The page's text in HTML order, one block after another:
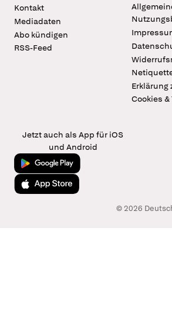
Kontakt
Mediadaten
Abo kündigen
RSS-Feed
Erklärung
Cookies
Jetzt auch als App für iOS
und Android
Jetzt bei Google Play
Laden im App Store
© 2026